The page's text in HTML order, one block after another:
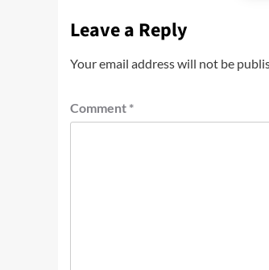
Leave a Reply
Your email address will not be
Comment *